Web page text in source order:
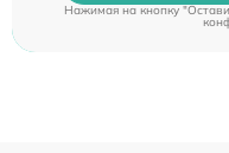
Нажимая на кнопку